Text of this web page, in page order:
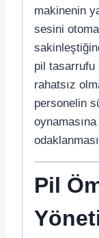
makinenin
sesini
pil tasarrufu
rahatsız
personelin
Pil